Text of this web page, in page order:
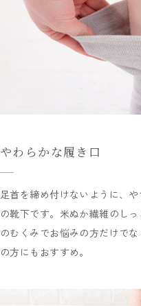
やわらかな履き口
足首を締め付けないように、
の靴下です。米ぬか繊維のし
のむくみでお悩みの方だけで
の方にもおすすめ。